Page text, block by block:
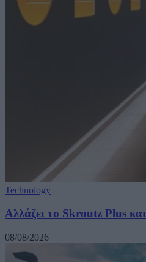
Technology
Αλλάζει το Skroutz Plus
08/08/2026